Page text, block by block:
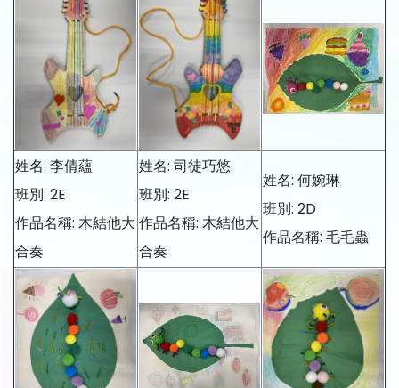
姓名: 李倩蘊
班別: 2E
作品名稱: 木結他大
合奏
姓名: 司徒巧悠
班別: 2E
作品名稱: 木結他大
合奏
姓名: 何婉琳
班別: 2D
作品名稱: 毛毛蟲